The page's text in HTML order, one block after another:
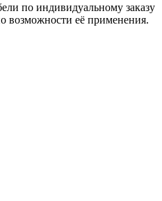
по индивидуальному заказу
возможности её применения.